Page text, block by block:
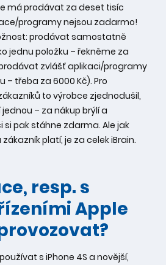
má prodávat za deset tisíc
programy nejsou zadarmo!
prodávat samostatně
jednu položku – řekněme za
zvlášť aplikaci/programy
– třeba za 6000 Kč). Pro
to výrobce zjednodušil,
– za nákup brýlí a
si pak stáhne zdarma. Ale jak
platí, je za celek iBrain.
resp. s
Apple
s iPhone 4S a novější,